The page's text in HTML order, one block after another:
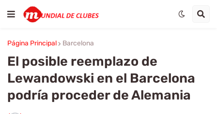
Página Principal Barcelona
El posible reemplazo de
Lewandowski en el Barcelona
podría proceder de Alemania